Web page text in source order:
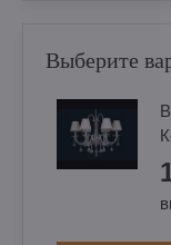
Выберите